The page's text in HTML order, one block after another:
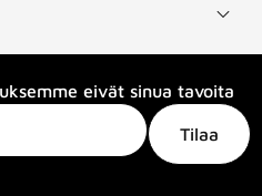
eivät sinua tavoita
Tilaa